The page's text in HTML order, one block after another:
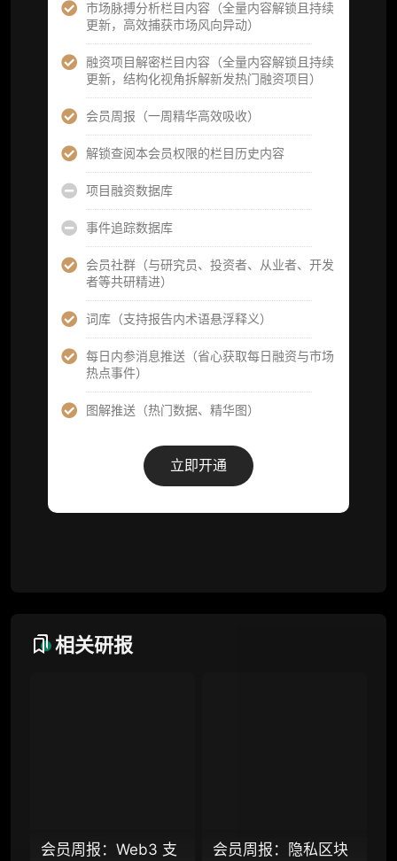
市场脉搏分析栏目内容（全量内容解锁且持续
更新，高效捕获市场风向异动）
融资项目解密栏目内容（全量内容解锁且持续
更新，结构化视角拆解新发热门融资项目）
会员周报（一周精华高效吸收）
解锁查阅本会员权限的栏目历史内容
项目融资数据库
事件追踪数据库
会员社群（与研究员、投资者、从业者、开发
者等共研精进）
词库（支持报告内术语悬浮释义）
每日内参消息推送（省心获取每日融资与市场
热点事件）
图解推送（热门数据、精华图）
立即开通
可下载报告 PDF 版（18 次/年）
数据库产品 CSV 下载(可根据请求“全量”提
供，2次/年)
研究报告栏目内容 (所有项目、叙事与赛道系
列研报全量解锁且每周上新，研究版图已覆盖
系等核心基础设施与应用演化，一体化呈现
Web3 产业的长期演进脉络，用户评价“相见恨
晚”)
研究简报栏目内容（内容依托于研报，快速获
取研究对象核心判断）
市场脉搏分析、融资项目解密栏目内容（持续
更新，市场热点与热门融资项目轻松捕获）
项目融资数据库
事件追踪数据库
会员周报（一周精华高效吸收）
解锁本会员权限的栏目历史内容
词库（支持报告内术语悬浮释义）
定制化研究报告折扣（9.5 折）
相关研报
会员周报：Web3 支
会员周报：隐私区块